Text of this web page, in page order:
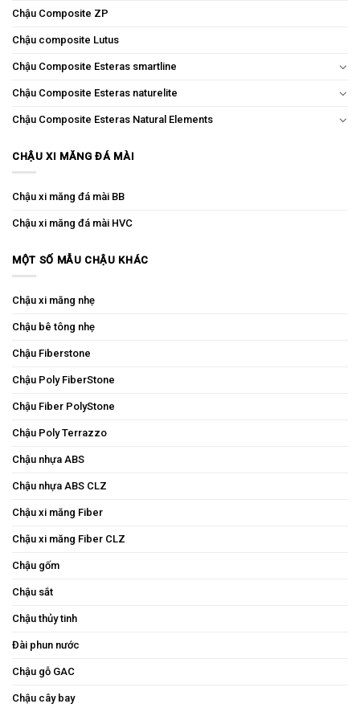
Chậu Composite ZP
Chậu composite Lutus
Chậu Composite Esteras smartline
Chậu Composite Esteras naturelite
Chậu Composite Esteras Natural Elements
CHẬU XI MĂNG ĐÁ MÀI
Chậu xi măng đá mài BB
Chậu xi măng đá mài HVC
MỘT SỐ MẪU CHẬU KHÁC
Chậu xi măng nhẹ
Chậu bê tông nhẹ
Chậu Fiberstone
Chậu Poly FiberStone
Chậu Fiber PolyStone
Chậu Poly Terrazzo
Chậu nhựa ABS
Chậu nhựa ABS CLZ
Chậu xi măng Fiber
Chậu xi măng Fiber CLZ
Chậu gốm
Chậu sắt
Chậu thủy tinh
Đài phun nước
Chậu gỗ GAC
Chậu cây bay